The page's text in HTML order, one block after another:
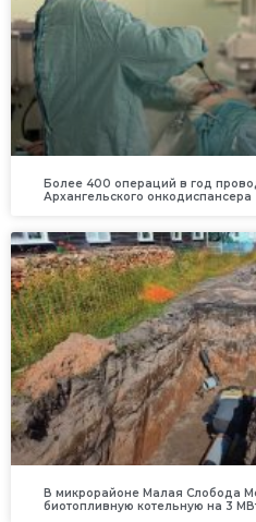
Более 400 операций в год
Архангельского онкодиспансера
В микрорайоне Малая Слобода
биотопливную котельную на 3